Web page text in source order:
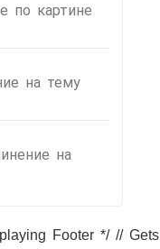
по картине
на тему
на
Footer */ // Gets